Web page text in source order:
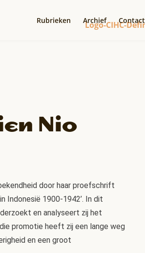
Rubrieken Archief Contact
Nio
door haar proefschrift
Indonesië 1900-1942’. In dit
en analyseert zij het
promotie heeft zij een lange weg
en een groot